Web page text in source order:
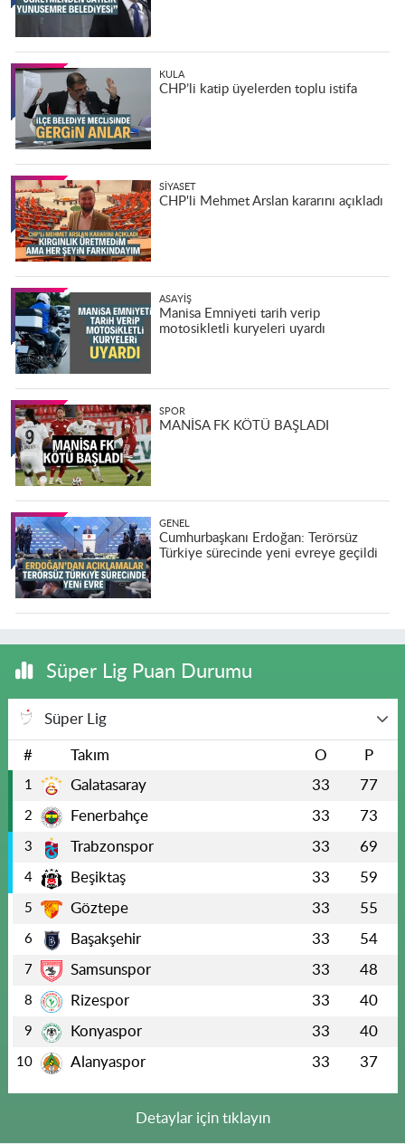
KULA
CHP’li katip üyelerden toplu istifa
SIYASET
CHP'li Mehmet Arslan kararını açıkladı
ASAYIŞ
Manisa Emniyeti tarih verip
motosikletli kuryeleri uyardı
SPOR
MANİSA FK KÖTÜ BAŞLADI
GENEL
Cumhurbaşkanı Erdoğan: Terörsüz
Türkiye sürecinde yeni evreye geçildi
Süper Lig Puan Durumu
Süper Lig
# Takım O P
1 Galatasaray 33 77
2 Fenerbahçe 33 73
3 Trabzonspor 33 69
4 Beşiktaş 33 59
5 Göztepe 33 55
6 Başakşehir 33 54
7 Samsunspor 33 48
8 Rizespor 33 40
9 Konyaspor 33 40
10 Alanyaspor 33 37
Detaylar için tıklayın